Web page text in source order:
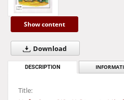
Show content
Download
DESCRIPTION
Title: